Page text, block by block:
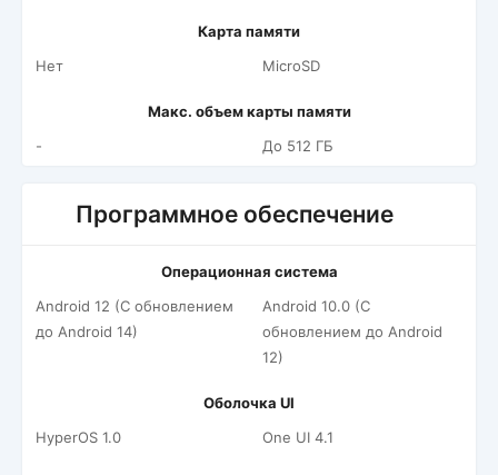
Карта памяти
Нет
MicroSD
Макс. объем карты памяти
-
До 512 ГБ
Программное обеспечение
Операционная система
Android 12 (С обновлением
до Android 14)
Android 10.0 (С
обновлением до Android
12)
Оболочка UI
HyperOS 1.0
One UI 4.1